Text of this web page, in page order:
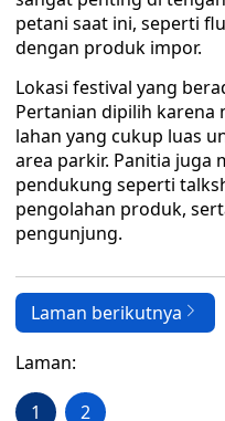
petani saat ini, seperti
dengan produk impor.
Lokasi festival yang
Pertanian dipilih karena
lahan yang cukup luas
area parkir. Panitia juga
pendukung seperti
pengolahan produk,
pengunjung.
Laman berikutnya
Laman:
1 2